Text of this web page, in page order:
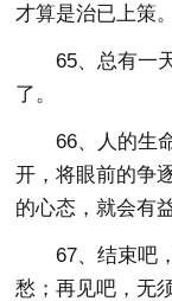
才算是治已上策。
65、总有一
了。
66、人的生
开，将眼前的争
的心态，就会有
67、结束吧
愁；再见吧，无